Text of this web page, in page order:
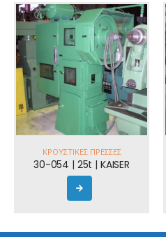
ΕΛΑΣΜΑΤΟΥΡΓΙΚΆ, ΚΡΟΥΣΤΙΚΈΣ ΠΡΈΣΣΕΣ
30-204 | RICHTER 315t